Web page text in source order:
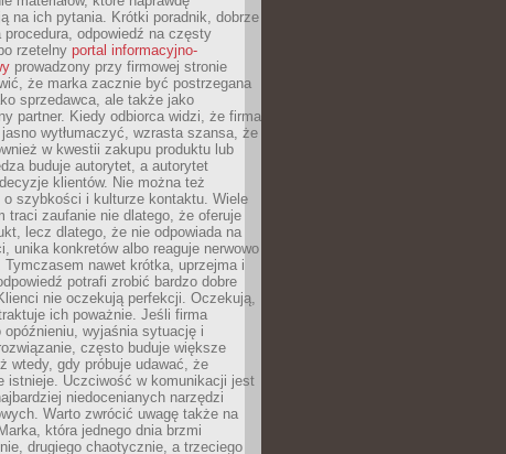
na ich pytania. Krótki poradnik, dobrze
procedura, odpowiedź na częsty
rzetelny portal informacyjno-
prowadzony przy firmowej stronie
że marka zacznie być postrzegana
sprzedawca, ale także jako
partner. Kiedy odbiorca widzi, że firma
wytłumaczyć, wzrasta szansa, że
w kwestii zakupu produktu lub
buduje autorytet, a autorytet
klientów. Nie można też
o szybkości i kulturze kontaktu. Wiele
traci zaufanie nie dlatego, że oferuje
lecz dlatego, że nie odpowiada na
unika konkretów albo reaguje nerwowo
Tymczasem nawet krótka, uprzejma i
potrafi zrobić bardzo dobre
nie oczekują perfekcji. Oczekują,
ich poważnie. Jeśli firma
opóźnieniu, wyjaśnia sytuację i
często buduje większe
wtedy, gdy próbuje udawać, że
istnieje. Uczciwość w komunikacji jest
niedocenianych narzędzi
Warto zwrócić uwagę także na
która jednego dnia brzmi
drugiego chaotycznie, a trzeciego